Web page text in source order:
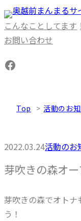
内
容
を
キ
こんなことしてます
お問い合わせ
Facebook
Top 活動のお
2022.03.24活動のお
芽吹きの森オ
芽吹きの森でオト
う！